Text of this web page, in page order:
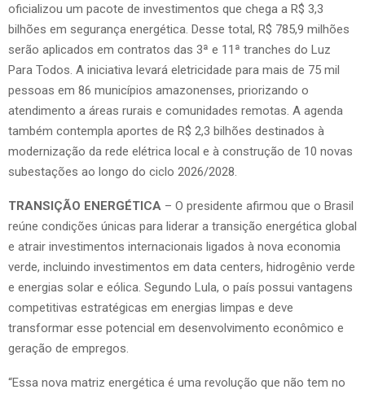
oficializou um pacote de investimentos que chega a R$ 3,3
bilhões em segurança energética. Desse total, R$ 785,9 milhões
serão aplicados em contratos das 3ª e 11ª tranches do Luz
Para Todos. A iniciativa levará eletricidade para mais de 75 mil
pessoas em 86 municípios amazonenses, priorizando o
atendimento a áreas rurais e comunidades remotas. A agenda
também contempla aportes de R$ 2,3 bilhões destinados à
modernização da rede elétrica local e à construção de 10 novas
subestações ao longo do ciclo 2026/2028.
TRANSIÇÃO ENERGÉTICA – O presidente afirmou que o Brasil
reúne condições únicas para liderar a transição energética global
e atrair investimentos internacionais ligados à nova economia
verde, incluindo investimentos em data centers, hidrogênio verde
e energias solar e eólica. Segundo Lula, o país possui vantagens
competitivas estratégicas em energias limpas e deve
transformar esse potencial em desenvolvimento econômico e
geração de empregos.
“Essa nova matriz energética é uma revolução que não tem no